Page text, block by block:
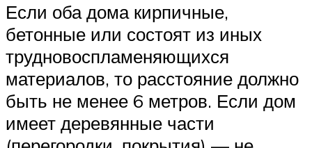
Если оба дома кирпичные,
бетонные или состоят из иных
трудновоспламеняющихся
материалов, то расстояние должно
быть не менее 6 метров. Если дом
имеет деревянные части